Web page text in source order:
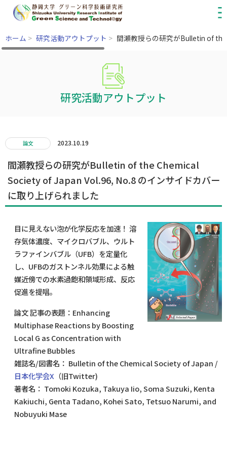
ホーム > 研究活動アウトプット > 間瀬教授らの研究がBulletin of
研究活動アウトプット
論文 2023.10.19
間瀬教授らの研究がBulletin of the Chemical
Society of Japan Vol.96, No.8 のインサイドカバー
に取り上げられました
目に見えない泡が化学反応を加速！ 溶
存気体濃度、マイクロバブル、ウルト
ラファインバブル（UFB）を定量化
し、UFBのガストンネル効果による触
媒近傍での水素過飽和領域形成、反応
促進を提唱。
論文 記事の表題：Enhancing
Multiphase Reactions by Boosting
Local G as Concentration with
Ultrafine Bubbles
雑誌名/図書名： Bulletin of the Chemical Society of Japan /
日本化学会X （旧Twitter)
著者名： Tomoki Kozuka, Takuya Iio, Soma Suzuki, Kenta
Kakiuchi, Genta Tadano, Kohei Sato, Tetsuo Narumi, and
Nobuyuki Mase